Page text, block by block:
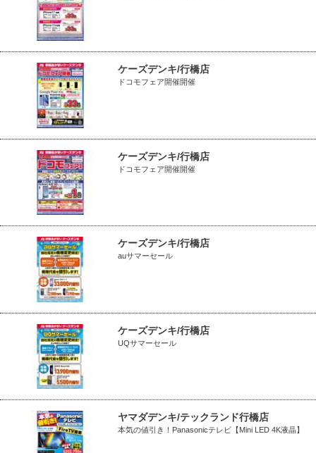
ケーズデンキ/行橋店
ドコモフェア開催開催
ケーズデンキ/行橋店
ドコモフェア開催開催
ケーズデンキ/行橋店
auサマーセール
ケーズデンキ/行橋店
UQサマーセール
ヤマダデンキ/テックランド行橋店
本気の値引き！Panasonicテレビ【Mini LED 4K液晶】